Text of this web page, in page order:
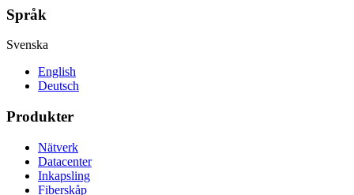
Språk
Svenska
English
Deutsch
Produkter
Nätverk
Datacenter
Inkapsling
Fiberskåp